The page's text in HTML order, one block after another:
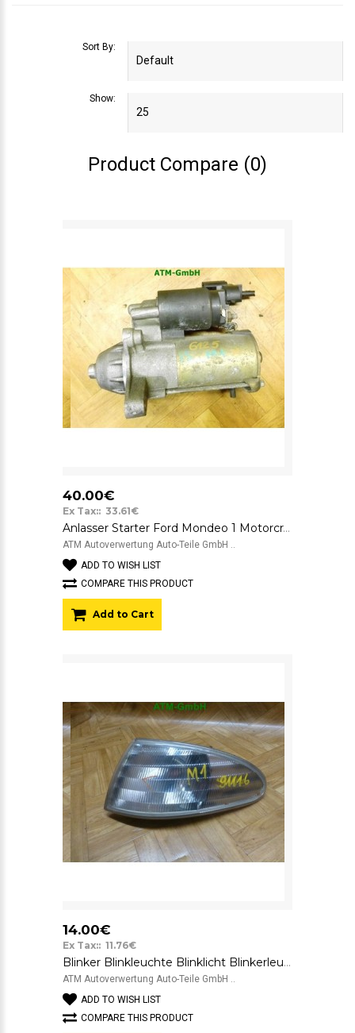
Sort By:
Show:
Product Compare (0)
40.00€
Ex Tax:: 33.61€
Anlasser Starter Ford Mondeo 1 Motorcraft 96BB11000AA 12v
ATM Autoverwertung Auto-Teile GmbH ..
ADD TO WISH LIST
COMPARE THIS PRODUCT
Add to Cart
14.00€
Ex Tax:: 11.76€
Blinker Blinkleuchte Blinklicht Blinkerleuchte links Ford Mondeo 1 93BG13369AA
ATM Autoverwertung Auto-Teile GmbH ..
ADD TO WISH LIST
COMPARE THIS PRODUCT